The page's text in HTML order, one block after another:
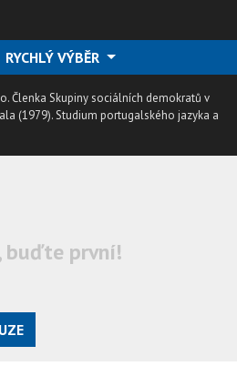
RYCHLÝ VÝBĚR
Členka Skupiny sociálních demokratů v
(1979). Studium portugalského jazyka a
buďte první!